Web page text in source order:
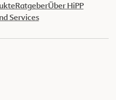
RatgeberÜber HiPP
Services